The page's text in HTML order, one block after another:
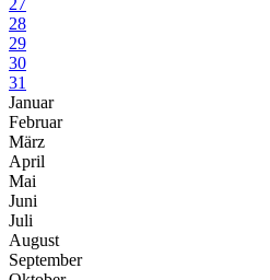
28
29
30
31
Januar
Februar
März
April
Mai
Juni
Juli
August
September